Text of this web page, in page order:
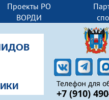
Проекты РО
ВОРДИ
Телефон для
+7 (910)